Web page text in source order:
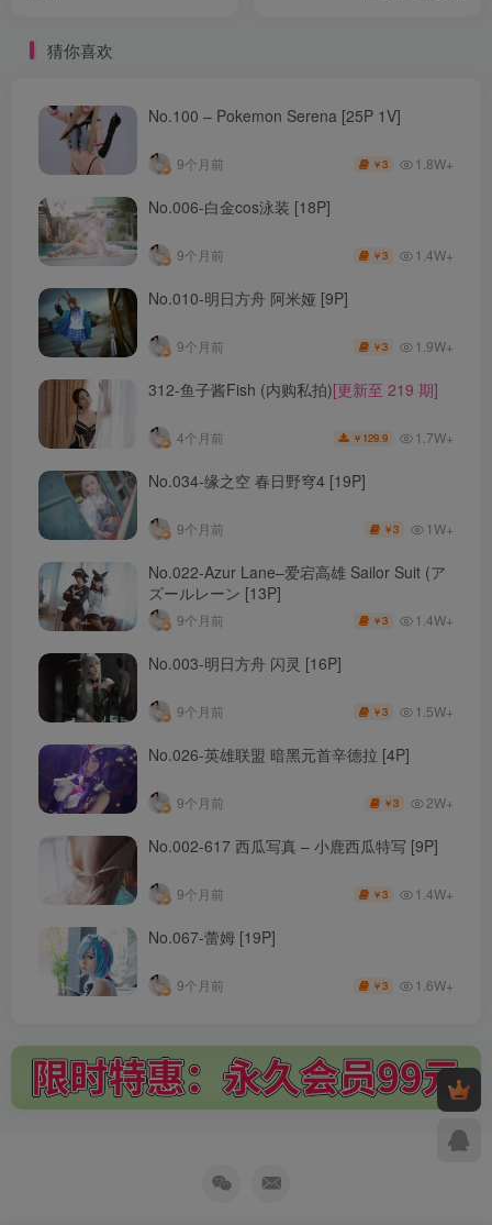
猜你喜欢
No.100 – Pokemon Serena [25P 1V]
9个月前 ￥3 1.8W+
No.006-白金cos泳装 [18P]
9个月前 ￥3 1.4W+
No.010-明日方舟 阿米娅 [9P]
9个月前 ￥3 1.9W+
312-鱼子酱Fish (内购私拍)[更新至 219 期]
4个月前 ￥ 129.9 1.7W+
No.034-缘之空 春日野穹4 [19P]
9个月前 ￥3 1W+
No.022-Azur Lane–爱宕高雄 Sailor Suit (ア
ズールレーン [13P]
9个月前 ￥3 1.4W+
No.003-明日方舟 闪灵 [16P]
9个月前 ￥3 1.5W+
No.026-英雄联盟 暗黑元首辛德拉 [4P]
9个月前 ￥3 2W+
No.002-617 西瓜写真 – 小鹿西瓜特写 [9P]
9个月前 ￥3 1.4W+
No.067-蕾姆 [19P]
9个月前 ￥3 1.6W+